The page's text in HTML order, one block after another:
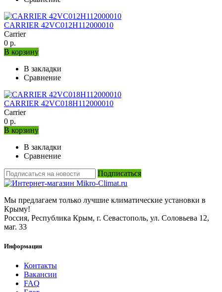
CARRIER 42VC012H112000010
Carrier
0 р.
В корзину
В закладки
Сравнение
CARRIER 42VC018H112000010
Carrier
0 р.
В корзину
В закладки
Сравнение
Подписаться
Мы предлагаем только лучшие климатические установки в
Крыму!
Россия, Республика Крым, г. Севастополь, ул. Соловьева 12,
маг. 33
Информация
Контакты
Вакансии
FAQ